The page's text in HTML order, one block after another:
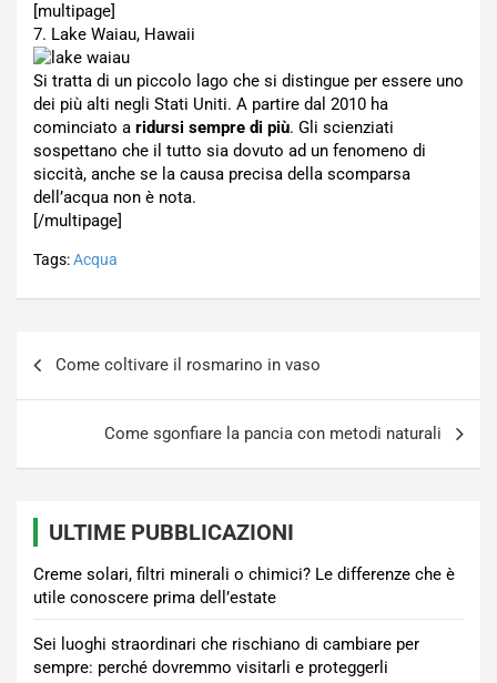
[multipage]
7. Lake Waiau, Hawaii
Si tratta di un piccolo lago che si distingue per essere uno
dei più alti negli Stati Uniti. A partire dal 2010 ha
cominciato a ridursi sempre di più. Gli scienziati
sospettano che il tutto sia dovuto ad un fenomeno di
siccità, anche se la causa precisa della scomparsa
dell’acqua non è nota.
[/multipage]
Tags:Acqua
Come coltivare il rosmarino in vaso
Come sgonfiare la pancia con metodi naturali
ULTIME PUBBLICAZIONI
Creme solari, filtri minerali o chimici? Le differenze che è
utile conoscere prima dell’estate
Sei luoghi straordinari che rischiano di cambiare per
sempre: perché dovremmo visitarli e proteggerli